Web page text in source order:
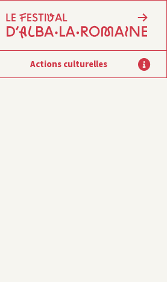
Actions culturelles